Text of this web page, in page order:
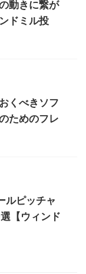
動きに繋が
ドミル投
くべきソフ
ためのフレ
ルピッチャ
【ウィンド